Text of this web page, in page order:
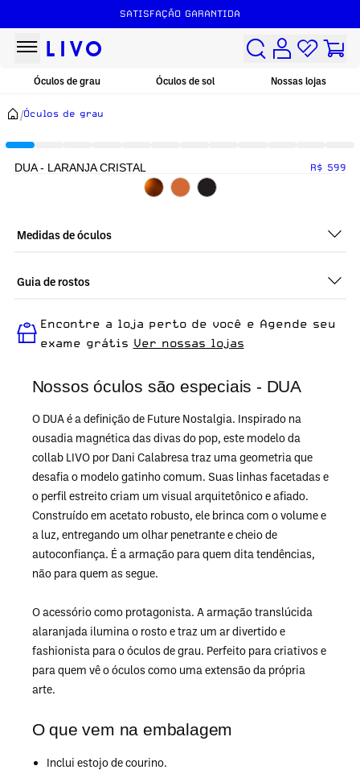
SATISFAÇÃO GARANTIDA
Óculos de grau Óculos de sol Nossas lojas
/Óculos de grau
Nossos óculos são especiais - DUA
O DUA é a definição de Future Nostalgia. Inspirado na
ousadia magnética das divas do pop, este modelo da
collab LIVO por Dani Calabresa traz uma geometria que
desafia o modelo gatinho comum. Suas linhas facetadas e
o perfil estreito criam um visual arquitetônico e afiado.
Construído em acetato robusto, ele brinca com o volume e
a luz, entregando um olhar penetrante e cheio de
autoconfiança. É a armação para quem dita tendências,
não para quem as segue.
O acessório como protagonista. A armação translúcida
alaranjada ilumina o rosto e traz um ar divertido e
fashionista para o óculos de grau. Perfeito para criativos e
para quem vê o óculos como uma extensão da própria
arte.
O que vem na embalagem
Inclui estojo de courino.
DUA - LARANJA CRISTAL R$ 599
Medidas de óculos
Guia de rostos
CRISTAL é ideal para quem busca um óculos confortável para
o dia a dia.
Encontre a loja perto de você e Agende seu
exame grátis Ver nossas lojas